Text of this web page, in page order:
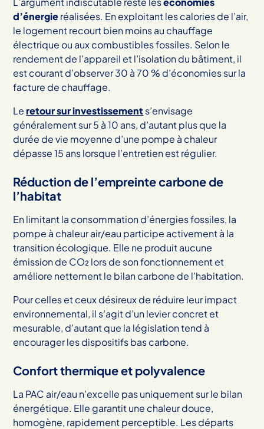
d’énergieréalisées. En exploitant les calories de l’air,
le logement recourt bien moins au chauffage
électrique ou aux combustibles fossiles. Selon le
rendement de l’appareil et l’isolation du bâtiment, il
est courant d’observer 30 à 70 % d’économies sur la
facture de chauffage.
Leretour sur investissements’envisage
généralement sur 5 à 10 ans, d’autant plus que la
durée de vie moyenne d’une pompe à chaleur
dépasse 15 ans lorsque l’entretien est régulier.
Réduction de l’empreinte carbone de
l’habitat
En limitant la consommation d’énergies fossiles, la
pompe à chaleur air/eau participe activement à la
transition écologique. Elle ne produit aucune
émission de CO₂ lors de son fonctionnement et
améliore nettement le bilan carbone de l’habitation.
Pour celles et ceux désireux de réduire leur impact
environnemental, il s’agit d’un levier concret et
mesurable, d’autant que la législation tend à
encourager les dispositifs bas carbone.
Confort thermique et polyvalence
La PAC air/eau n’excelle pas uniquement sur le bilan
énergétique. Elle garantit une chaleur douce,
homogène, rapidement perceptible. Les départs